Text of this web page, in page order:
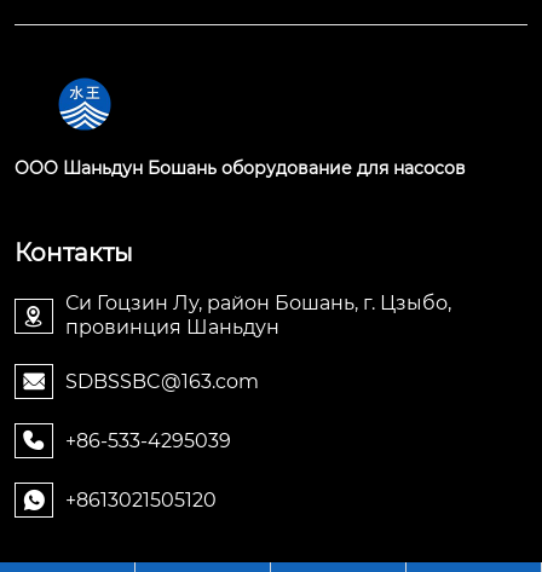
OOO Шаньдун Бошань оборудование для насосов
Контакты

Си Гоцзин Лу, район Бошань, г. Цзыбо,
провинция Шаньдун
 SDBSSBC@163.com
 +86-533-4295039
 +8613021505120